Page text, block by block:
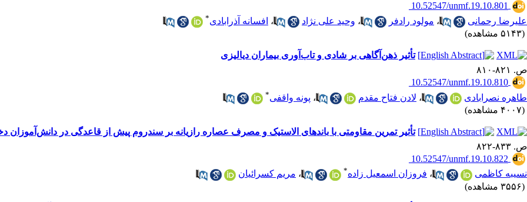
‎ 10.52547/unmf.19.10.801
علیرضا رحمانی
، مولود رادفر ، وحید علی نژاد ، افسانه آذرابادی*
(۵۱۴۳ مشاهده)
تأثیر ذهن‌آگاهی بر شادی و تاب‌آوری بیماران دیالیزی
ص. ۸۲۱-۸۱۰
‎ 10.52547/unmf.19.10.810
طاهره نصرابادی
، لادن فتاح مقدم ، پونه واقفی*
(۴۰۰۷ مشاهده)
تأثیر تمرین مقاومتی با باندهای الاستیک و مصرف عصاره رازیانه بر سندروم پیش از قاعدگی در
ص. ۸۳۳-۸۲۲
‎ 10.52547/unmf.19.10.822
نسیبه کاظمی
، فروزان اسمعیل زاده* ، مریم کسرائیان
(۳۵۵۶ مشاهده)